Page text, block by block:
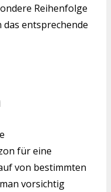
Reihenfolge
das entsprechende
für eine
von bestimmten
vorsichtig